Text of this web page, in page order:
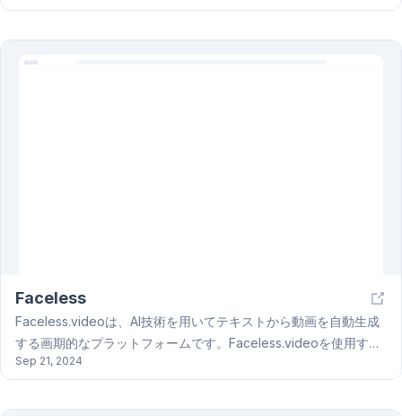
間の介入なしにAIアプリケーションを評価し、スコアリングプロ
セスを自動化します。これにより、手動によるQA評価が不要にな
Faceless
Faceless.videoは、AI技術を用いてテキストから動画を自動生成
する画期的なプラットフォームです。Faceless.videoを使用する
と、動画制作の経験がなくても、簡単に魅力的な動画を作成する
やサービスを紹介する動画を作成したり、教育コンテンツを動画
Sep 21, 2024